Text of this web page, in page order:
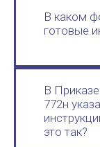
В каком
готовые
В
772н
это так?